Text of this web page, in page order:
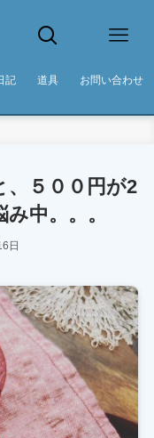
記 道具 お問い合わせ
、５００円が2
中。。。
日